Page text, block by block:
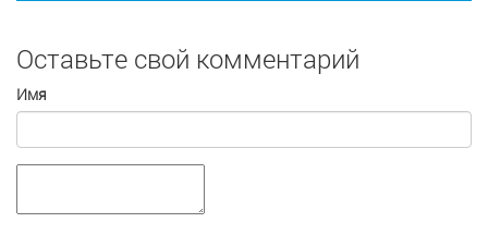
Оставьте свой комментарий
Имя